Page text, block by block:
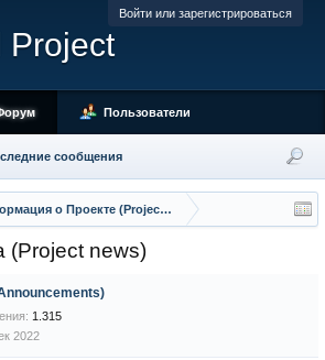
Войти или зарегистрироваться
о Проекте (Project Info)
(Project news)
1.315
2022
Project
сообщения
Пользователи